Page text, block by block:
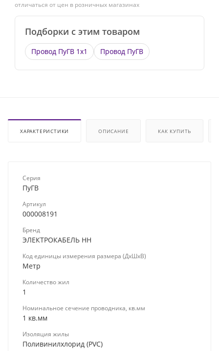
отличаться от цен в розничных магазинах
Подборки с этим товаром
Провод ПуГВ 1х1 Провод ПуГВ
ХАРАКТЕРИСТИКИ ОПИСАНИЕ КАК КУПИТЬ
Серия
ПуГВ
Артикул
000008191
Бренд
ЭЛЕКТРОКАБЕЛЬ НН
Код единицы измерения размера (ДхШхВ)
Метр
Количество жил
1
Номинальное сечение проводника, кв.мм
1 кв.мм
Изоляция жилы
Поливинилхлорид (PVC)